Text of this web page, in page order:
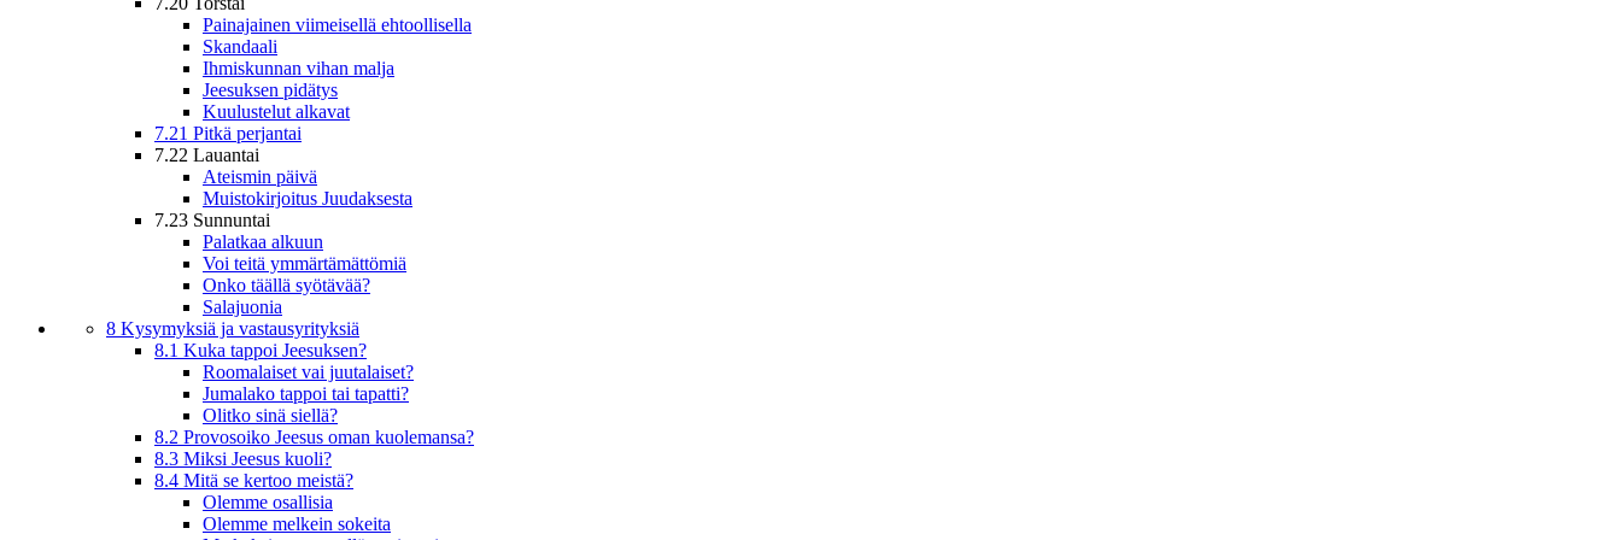
Painajainen viimeisellä ehtoollisella
Skandaali
Ihmiskunnan vihan malja
Jeesuksen pidätys
Kuulustelut alkavat
7.21 Pitkä perjantai
7.22 Lauantai
Ateismin päivä
Muistokirjoitus Juudaksesta
7.23 Sunnuntai
Palatkaa alkuun
Voi teitä ymmärtämättömiä
Onko täällä syötävää?
Salajuonia
8 Kysymyksiä ja vastausyrityksiä
8.1 Kuka tappoi Jeesuksen?
Roomalaiset vai juutalaiset?
Jumalako tappoi tai tapatti?
Olitko sinä siellä?
8.2 Provosoiko Jeesus oman kuolemansa?
8.3 Miksi Jeesus kuoli?
8.4 Mitä se kertoo meistä?
Olemme osallisia
Olemme melkein sokeita